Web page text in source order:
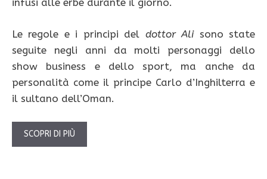
infusi alle erbe durante il giorno.
Le regole e i principi del dottor Alisono state
seguite negli anni da molti personaggi dello
show business e dello sport, ma anche da
personalità come il principe Carlo d’Inghilterra e
il sultano dell’Oman.
SCOPRI DI PIÙ